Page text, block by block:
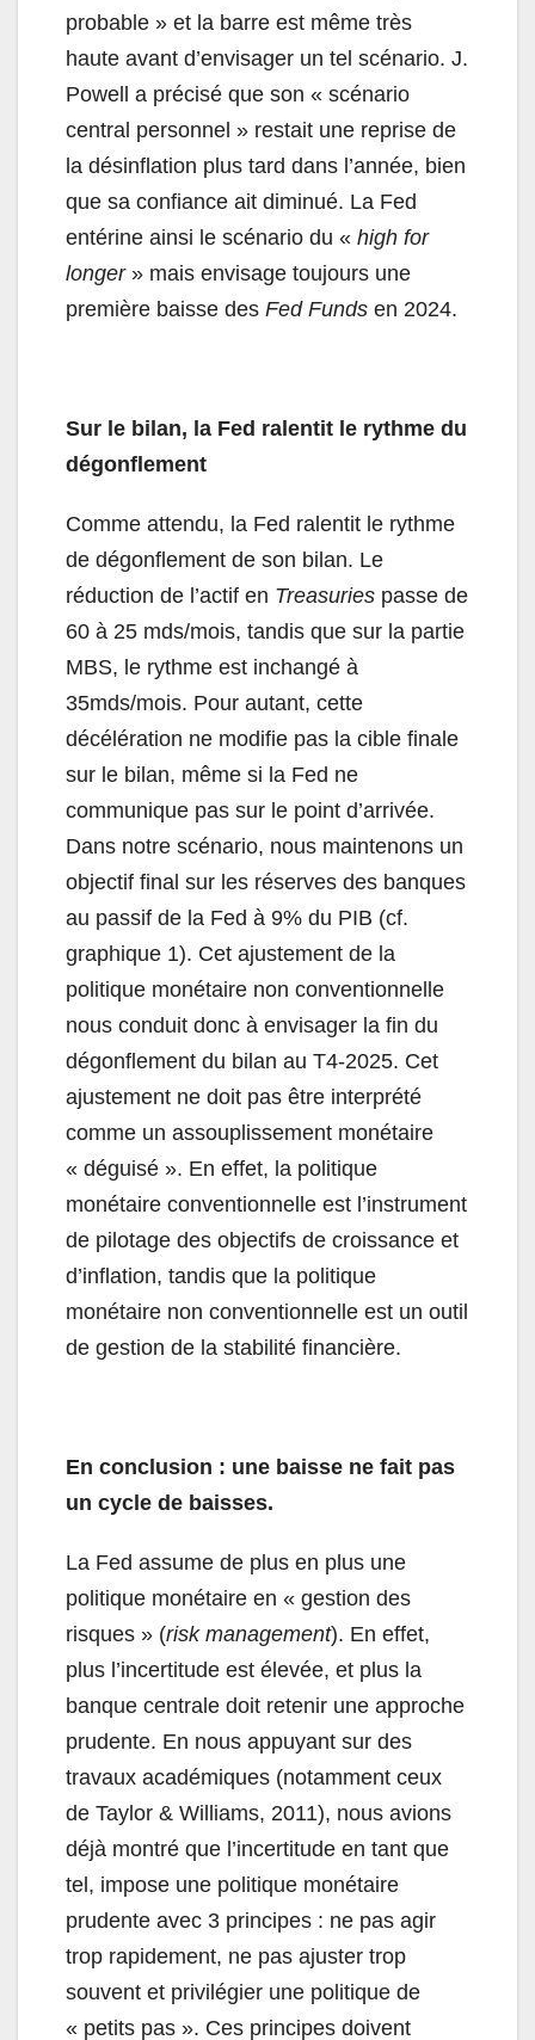
probable » et la barre est même très
haute avant d’envisager un tel scénario. J.
Powell a précisé que son « scénario
central personnel » restait une reprise de
la désinflation plus tard dans l’année, bien
que sa confiance ait diminué. La Fed
entérine ainsi le scénario du « high for
longer» mais envisage toujours une
première baisse des Fed Funds en 2024.
Sur le bilan, la Fed ralentit le rythme du
dégonflement
Comme attendu, la Fed ralentit le rythme
de dégonflement de son bilan. Le
réduction de l’actif en Treasuries passe de
60 à 25 mds/mois, tandis que sur la partie
MBS, le rythme est inchangé à
35mds/mois. Pour autant, cette
décélération ne modifie pas la cible finale
sur le bilan, même si la Fed ne
communique pas sur le point d’arrivée.
Dans notre scénario, nous maintenons un
objectif final sur les réserves des banques
au passif de la Fed à 9% du PIB (cf.
graphique 1). Cet ajustement de la
politique monétaire non conventionnelle
nous conduit donc à envisager la fin du
dégonflement du bilan au T4-2025. Cet
ajustement ne doit pas être interprété
comme un assouplissement monétaire
« déguisé ». En effet, la politique
monétaire conventionnelle est l’instrument
de pilotage des objectifs de croissance et
d’inflation, tandis que la politique
monétaire non conventionnelle est un outil
de gestion de la stabilité financière.
En conclusion : une baisse ne fait pas
un cycle de baisses.
La Fed assume de plus en plus une
politique monétaire en « gestion des
risques » (risk management). En effet,
plus l’incertitude est élevée, et plus la
banque centrale doit retenir une approche
prudente. En nous appuyant sur des
travaux académiques (notamment ceux
de Taylor & Williams, 2011), nous avions
déjà montré que l’incertitude en tant que
tel, impose une politique monétaire
prudente avec 3 principes : ne pas agir
trop rapidement, ne pas ajuster trop
souvent et privilégier une politique de
« petits pas ». Ces principes doivent